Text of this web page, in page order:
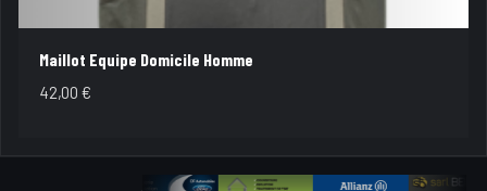
Maillot Equipe Domicile Homme
42,00€